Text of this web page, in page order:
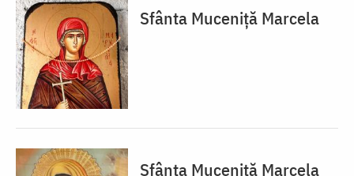
Sfânta Muceniță Marcela
Sfânta Muceniță Marcela